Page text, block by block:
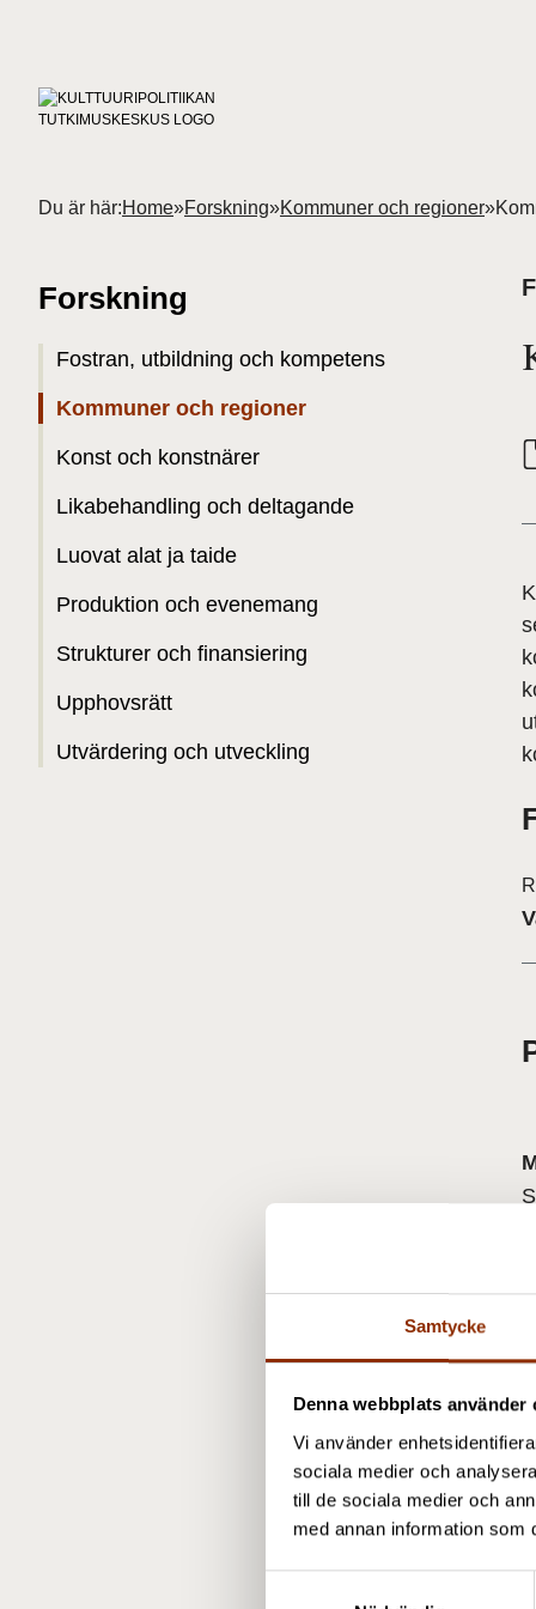
Samtycke
Denna webbplats använder
Vi använder
sociala medier och
till de sociala medier och
med annan information som
Du är här:Home»Forskning»Kommuner och regioner»
Forskning
Fostran, utbildning och kompetens
Kommuner och regioner
Konst och konstnärer
Likabehandling och deltagande
Luovat alat ja taide
Produktion och evenemang
Strukturer och finansiering
Upphovsrätt
Utvärdering och utveckling